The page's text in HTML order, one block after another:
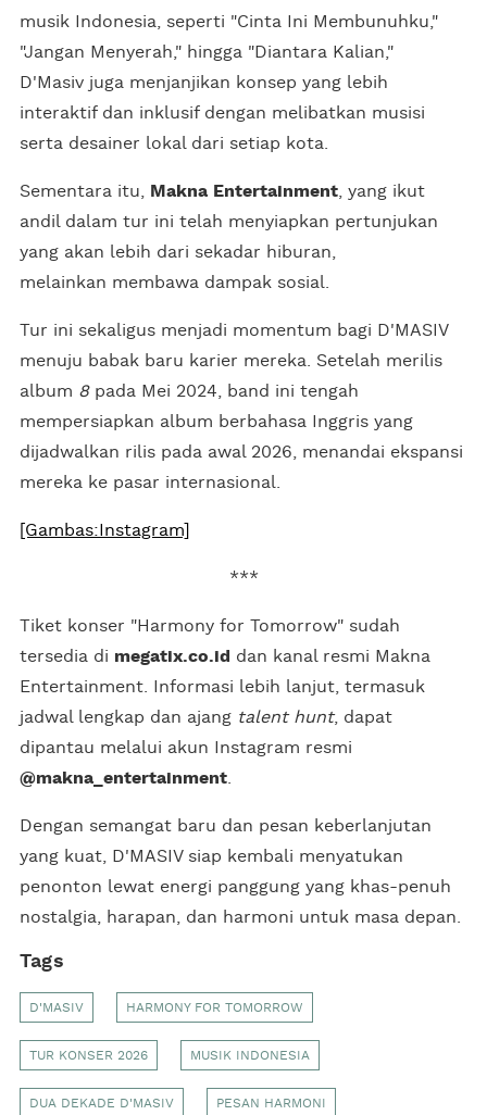
musik Indonesia, seperti "Cinta Ini Membunuhku,"
"Jangan Menyerah," hingga "Diantara Kalian,"
D'Masiv juga menjanjikan konsep yang lebih
interaktif dan inklusif dengan melibatkan musisi
serta desainer lokal dari setiap kota.
Sementara itu, Makna Entertainment , yang ikut
andil dalam tur ini telah menyiapkan pertunjukan
yang akan lebih dari sekadar hiburan,
melainkan membawa dampak sosial.
Tur ini sekaligus menjadi momentum bagi D'MASIV
menuju babak baru karier mereka. Setelah merilis
album 8pada Mei 2024, band ini tengah
mempersiapkan album berbahasa Inggris yang
dijadwalkan rilis pada awal 2026, menandai ekspansi
mereka ke pasar internasional.
[Gambas:Instagram]
***
Tiket konser "Harmony for Tomorrow" sudah
tersedia di megatix.co.id dan kanal resmi Makna
Entertainment. Informasi lebih lanjut, termasuk
jadwal lengkap dan ajang talent hunt, dapat
dipantau melalui akun Instagram resmi
@makna_entertainment
Dengan semangat baru dan pesan keberlanjutan
yang kuat, D'MASIV siap kembali menyatukan
penonton lewat energi panggung yang khas-penuh
nostalgia, harapan, dan harmoni untuk masa depan.
Tags
D'MASIV HARMONY FOR TOMORROW
TUR KONSER 2026 MUSIK INDONESIA
DUA DEKADE D'MASIV PESAN HARMONI